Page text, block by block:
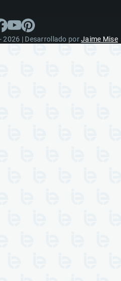
2026 | Desarrollado porJaime Mise